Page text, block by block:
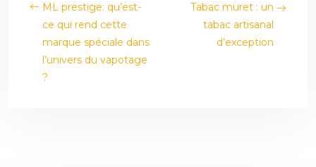
ML prestige: qu’est-
ce qui rend cette
marque spéciale dans
l’univers du vapotage
?
Tabac muret : un
tabac artisanal
d’exception